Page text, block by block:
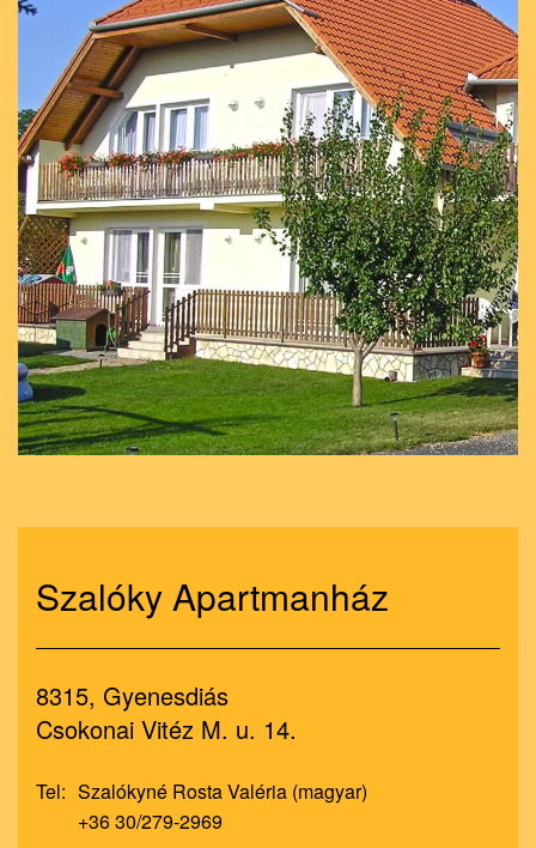
Szalóky Apartmanház
8315, Gyenesdiás
Csokonai Vitéz M. u. 14.
Tel: Szalókyné Rosta Valéria (magyar)
+36 30/279-2969